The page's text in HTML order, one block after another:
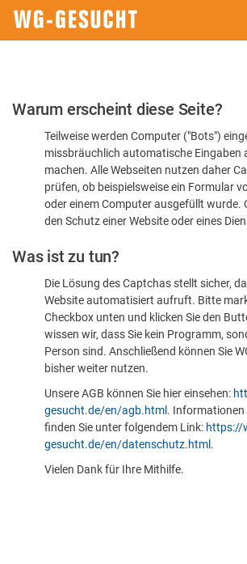
Bitte
dass
sind
Warum erscheint diese Seite?
Teilweise werden Computer ("Bots")
missbräuchlich automatische Eingaben
machen. Alle Webseiten nutzen daher
prüfen, ob beispielsweise ein Formular
oder einem Computer ausgefüllt wurde.
den Schutz einer Website oder eines
Was ist zu tun?
Die Lösung des Captchas stellt sicher,
Website automatisiert aufruft. Bitte
Checkbox unten und klicken Sie den
wissen wir, dass Sie kein Programm,
Person sind. Anschließend können Sie
bisher weiter nutzen.
Unsere AGB können Sie hier einsehen:
gesucht.de/en/agb.html .
finden Sie unter folgendem Link: https://
gesucht.de/en/datenschutz.html .
Vielen Dank für Ihre Mithilfe.